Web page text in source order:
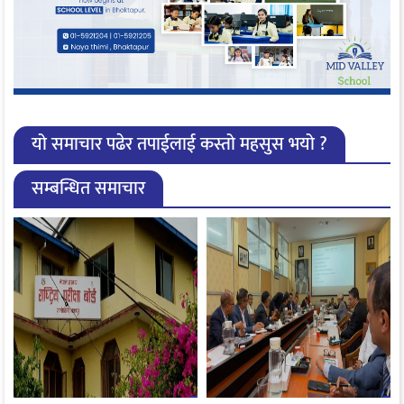
यो समाचार पढेर तपाईलाई कस्तो महसुस भयो ?
सम्बन्धित समाचार